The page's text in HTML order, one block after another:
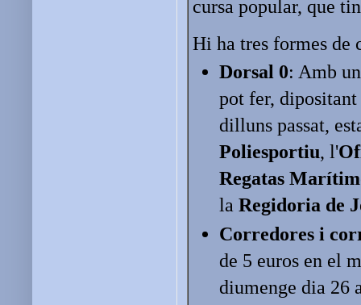
cursa popular, que
Hi ha tres formes de
Dorsal 0: Amb
pot fer, dipositant
dilluns passat,
Poliesportiu, l'
Regatas
la Regidoria de
Corredores i
de 5 euros en el
diumenge dia 26